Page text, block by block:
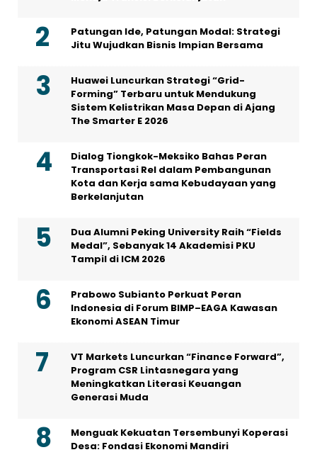
Patungan Ide, Patungan Modal: Strategi
Jitu Wujudkan Bisnis Impian Bersama
Huawei Luncurkan Strategi “Grid-
Forming” Terbaru untuk Mendukung
Sistem Kelistrikan Masa Depan di Ajang
The Smarter E 2026
Dialog Tiongkok-Meksiko Bahas Peran
Transportasi Rel dalam Pembangunan
Kota dan Kerja sama Kebudayaan yang
Berkelanjutan
Dua Alumni Peking University Raih “Fields
Medal”, Sebanyak 14 Akademisi PKU
Tampil di ICM 2026
Prabowo Subianto Perkuat Peran
Indonesia di Forum BIMP–EAGA Kawasan
Ekonomi ASEAN Timur
VT Markets Luncurkan “Finance Forward”,
Program CSR Lintasnegara yang
Meningkatkan Literasi Keuangan
Generasi Muda
Menguak Kekuatan Tersembunyi Koperasi
Desa: Fondasi Ekonomi Mandiri